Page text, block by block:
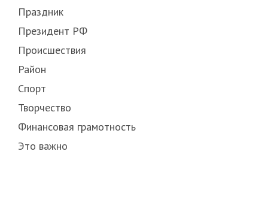
Праздник
Президент РФ
Происшествия
Район
Спорт
Творчество
Финансовая грамотность
Это важно